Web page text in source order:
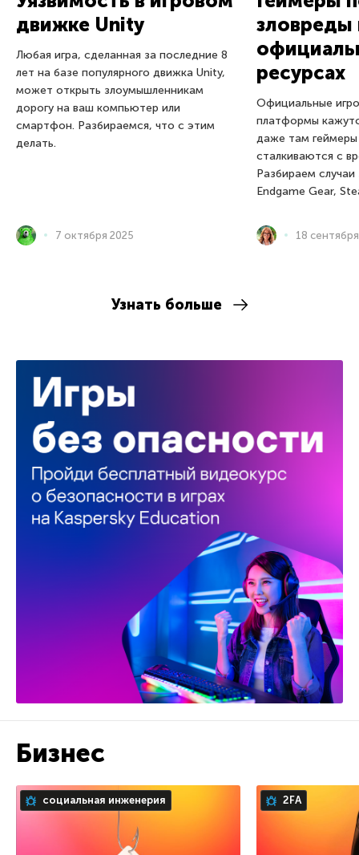
движке Unity
Любая игра, сделанная за последние 8
лет на базе популярного движка Unity,
может открыть злоумышленникам
дорогу на ваш компьютер или
смартфон. Разбираемся, что с этим
делать.
7 октября 2025
зловреды
ресурсах
Официальные
платформы
даже там
сталкиваются с
Разбираем
Endgame Gear,
18
Узнать больше
Бизнес
социальная инженерия 2FA